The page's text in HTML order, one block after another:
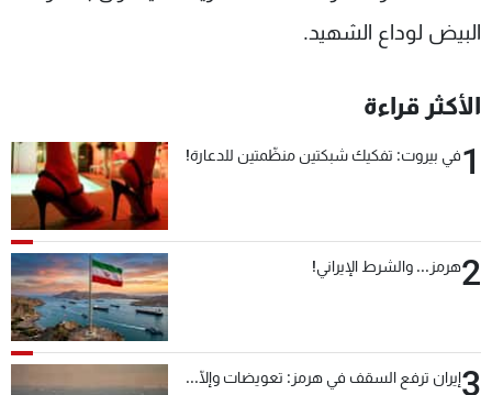
البيض لوداع الشهيد.
الأكثر قراءة
1في بيروت: تفكيك شبكتين منظّمتين للدعارة!
2هرمز... والشرط الإيراني!
3إيران ترفع السقف في هرمز: تعويضات وإلّا...